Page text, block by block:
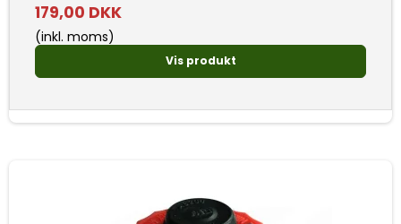
179,00 DKK
(inkl. moms)
Vis produkt